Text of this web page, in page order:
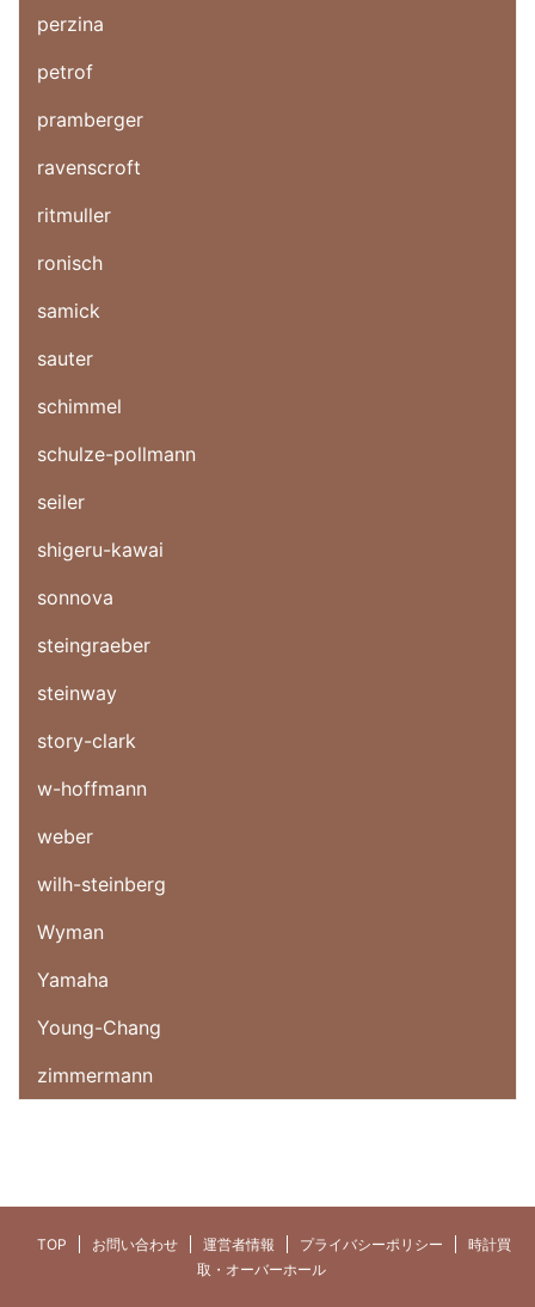
perzina
petrof
pramberger
ravenscroft
ritmuller
ronisch
samick
sauter
schimmel
schulze-pollmann
seiler
shigeru-kawai
sonnova
steingraeber
steinway
story-clark
w-hoffmann
weber
wilh-steinberg
Wyman
Yamaha
Young-Chang
zimmermann
TOP お問い合わせ 運営者情報 プライバシーポリシー
時計買
取・オーバーホール